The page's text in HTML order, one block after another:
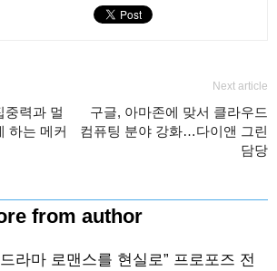
중력과 멀
하는 메커
Next article
구글, 아마존에 맞서 클라우드
컴퓨팅 분야 강화…다이앤 그린
담당
from author
라마 로맨스를 현실로” 프로포즈 전